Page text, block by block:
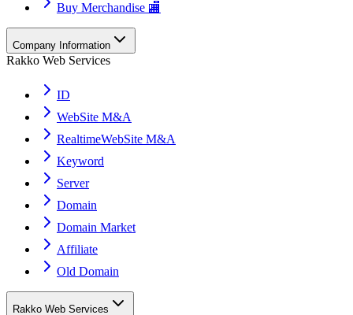
Buy Merchandise 🏬
Company Information
Rakko Web Services
ID
WebSite M&A
RealtimeWebSite M&A
Keyword
Server
Domain
Domain Market
Affiliate
Old Domain
Rakko Web Services